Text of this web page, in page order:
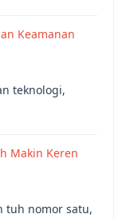
Keamanan
teknologi,
Makin Keren
tuh nomor satu,